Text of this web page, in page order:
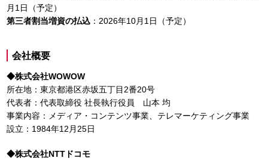
月1日（予定）
第三者割当増資の払込 ：2026年10月1日（予定）
会社概要
◆株式会社WOWOW
所在地：東京都港区赤坂五丁目2番20号
代表者：代表取締役 社長執行役員 山本 均
事業内容：メディア・コンテンツ事業、テレマーケティング事業
設立：1984年12月25日
◆株式会社NTTドコモ